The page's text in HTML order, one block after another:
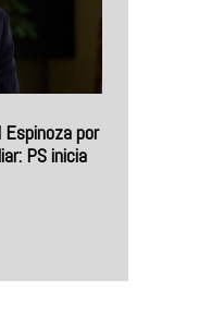
por
PS inicia